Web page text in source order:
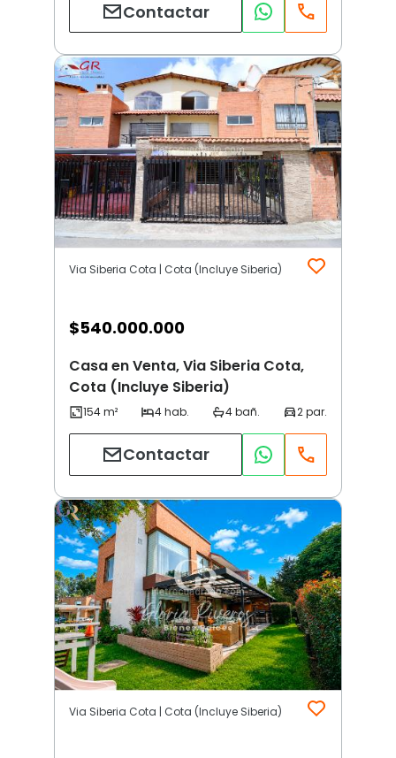
Contactar
Via Siberia Cota | Cota (Incluye Siberia)
$540.000.000
Casa en Venta, Via Siberia Cota,
Cota (Incluye Siberia)
Contactar
Via Siberia Cota | Cota (Incluye Siberia)